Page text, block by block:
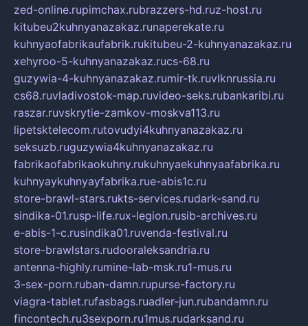
zed-online.rupimchax.rubrazzers-hd.ruz-host.ru
kitubeu2kuhnyanazakaz.runaperekate.ru
kuhnyaofabrikaufabrik.rukitubeu-2-kuhnyanazakaz.ru
xehyroo-5-kuhnyanazakaz.rucs-68.ru
guzywia-4-kuhnyanazakaz.rumir-tk.ruvlknrussia.ru
cs68.ruvladivostok-map.ruvideo-seks.rubankaribi.ru
raszar.ruvskrytie-zamkov-moskva113.ru
lipetsktelecom.rutovudyi4kuhnyanazakaz.ru
seksuzb.ruguzywia4kuhnyanazakaz.ru
fabrikaofabrikaokuhny.rukuhnyaekuhnyaafabrika.ru
kuhnyaykuhnyayfabrika.rue-abis1c.ru
store-brawl-stars.rukts-services.rudark-sand.ru
sindika-01.rusp-life.rux-legion.rusib-archives.ru
e-abis-1-c.rusindika01.ruvenda-festival.ru
store-brawlstars.rudooraleksandria.ru
antenna-highly.rumine-lab-msk.ru1-mus.ru
3-sex-porn.ruban-damn.rupurse-factory.ru
viagra-tablet.rufasbags.ruadler-jun.rubandamn.ru
fincontech.ru3sexporn.ru1mus.rudarksand.ru